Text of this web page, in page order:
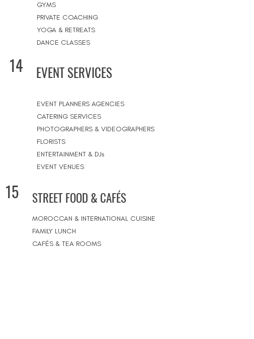
GYMS
PRIVATE COACHING
YOGA & RETREATS
DANCE CLASSES
14 EVENT SERVICES
EVENT PLANNERS AGENCIES
CATERING SERVICES
PHOTOGRAPHERS & VIDEOGRAPHERS
FLORISTS
ENTERTAINMENT & DJs
EVENT VENUES
15 STREET FOOD & CAFÉS
MOROCCAN & INTERNATIONAL CUISINE
FAMILY LUNCH
CAFÉS & TEA ROOMS